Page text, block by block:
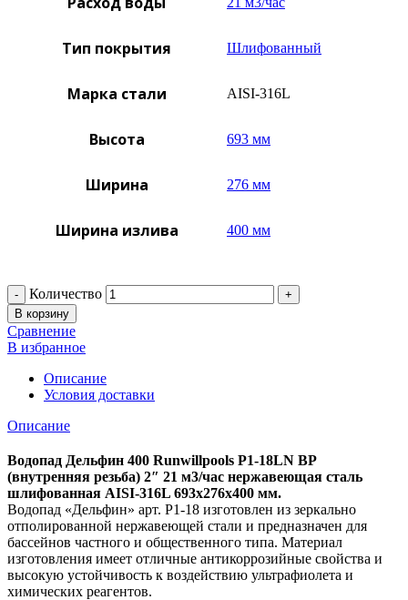
Тип покрытия Шлифованный
Марка стали AISI-316L
Высота 693 мм
Ширина 276 мм
Ширина излива 400 мм
Количество
В корзину
Сравнение
В избранное
Описание
Условия доставки
Описание
Водопад Дельфин 400 Runwillpools Р1-18LN ВР
(внутренняя резьба) 2″ 21 м3/час нержавеющая сталь
шлифованная AISI-316L 693х276х400 мм.
Водопад «Дельфин» арт. Р1-18 изготовлен из зеркально
отполированной нержавеющей стали и предназначен для
бассейнов частного и общественного типа. Материал
изготовления имеет отличные антикоррозийные свойства и
высокую устойчивость к воздействию ультрафиолета и
химических реагентов.